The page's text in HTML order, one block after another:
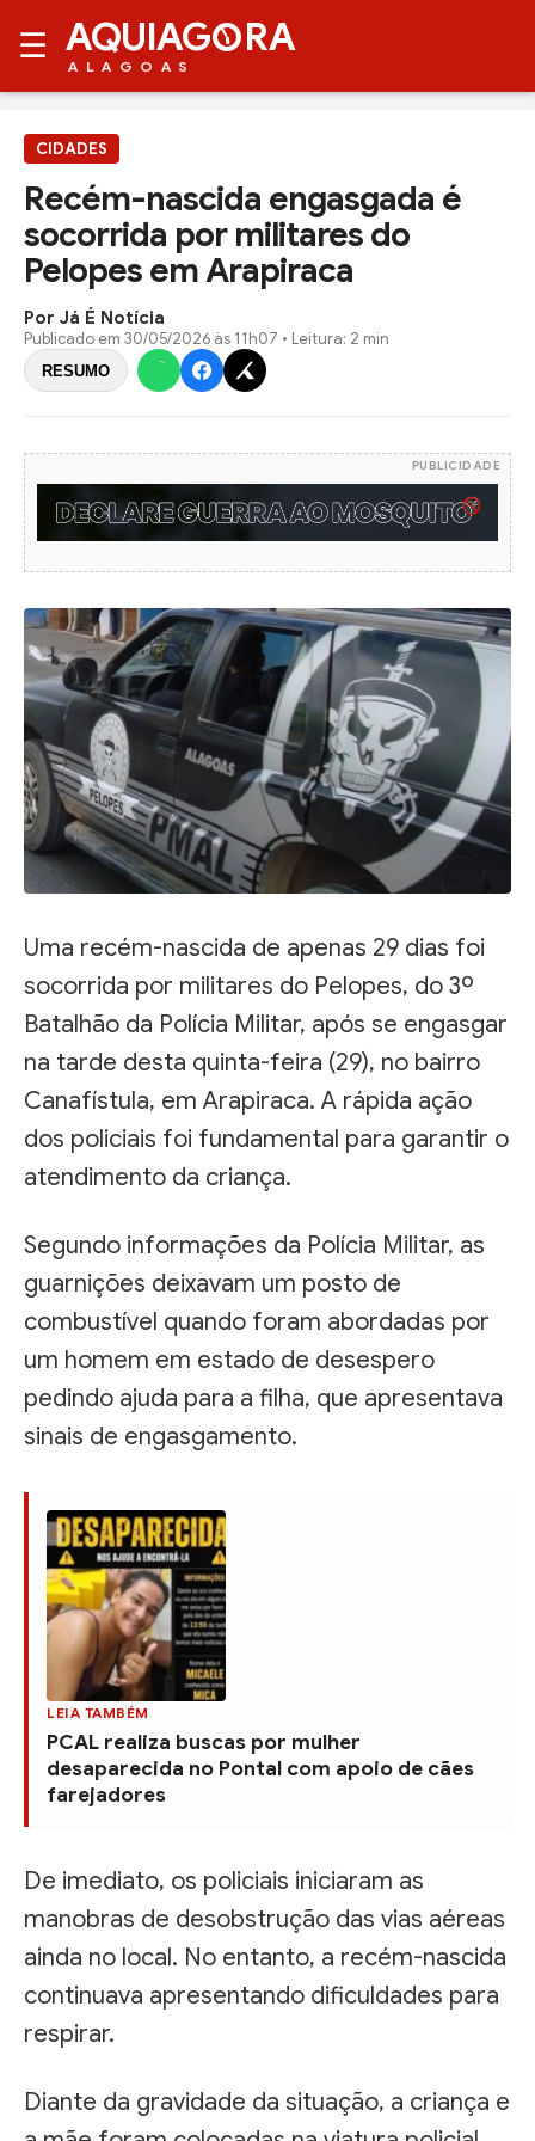
☰ AQUIAG RA
ALAGOAS
CIDADES
Recém-nascida engasgada é
socorrida por militares do
Pelopes em Arapiraca
Por Já É Notícia
Publicado em 30/05/2026 às 11h07 • Leitura: 2 min
RESUMO
PUBLICIDADE
Uma recém-nascida de apenas 29 dias foi
socorrida por militares do Pelopes, do 3º
Batalhão da Polícia Militar, após se engasgar
na tarde desta quinta-feira (29), no bairro
Canafístula, em Arapiraca. A rápida ação
dos policiais foi fundamental para garantir o
atendimento da criança.
Segundo informações da Polícia Militar, as
guarnições deixavam um posto de
combustível quando foram abordadas por
um homem em estado de desespero
pedindo ajuda para a filha, que apresentava
sinais de engasgamento.
LEIA TAMBÉM
PCAL realiza buscas por mulher
desaparecida no Pontal com apoio de cães
farejadores
De imediato, os policiais iniciaram as
manobras de desobstrução das vias aéreas
ainda no local. No entanto, a recém-nascida
continuava apresentando dificuldades para
respirar.
Diante da gravidade da situação, a criança e